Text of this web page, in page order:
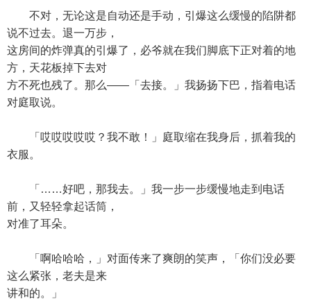
不对，无论这是自动还是手动，引爆这么缓慢的陷阱都
说不过去。退一万步，
这房间的炸弹真的引爆了，必爷就在我们脚底下正对着的地
方，天花板掉下去对
方不死也残了。那么——「去接。」我扬扬下巴，指着电话
对庭取说。
「哎哎哎哎哎？我不敢！」庭取缩在我身后，抓着我的
衣服。
「……好吧，那我去。」我一步一步缓慢地走到电话
前，又轻轻拿起话筒，
对准了耳朵。
「啊哈哈哈，」对面传来了爽朗的笑声，「你们没必要
这么紧张，老夫是来
讲和的。」